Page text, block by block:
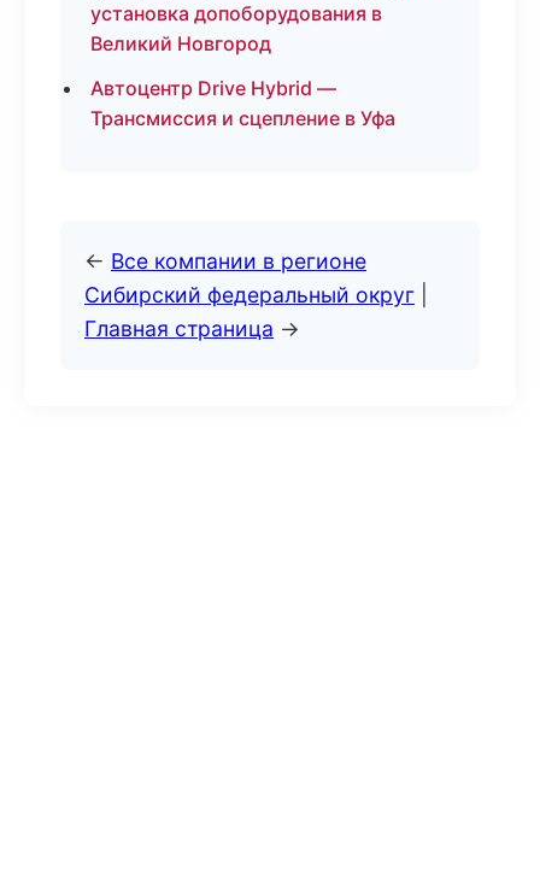
установка допоборудования в
Великий Новгород
Автоцентр Drive Hybrid —
Трансмиссия и сцепление в Уфа
← Все компании в регионе
Сибирский федеральный округ
Главная страница →